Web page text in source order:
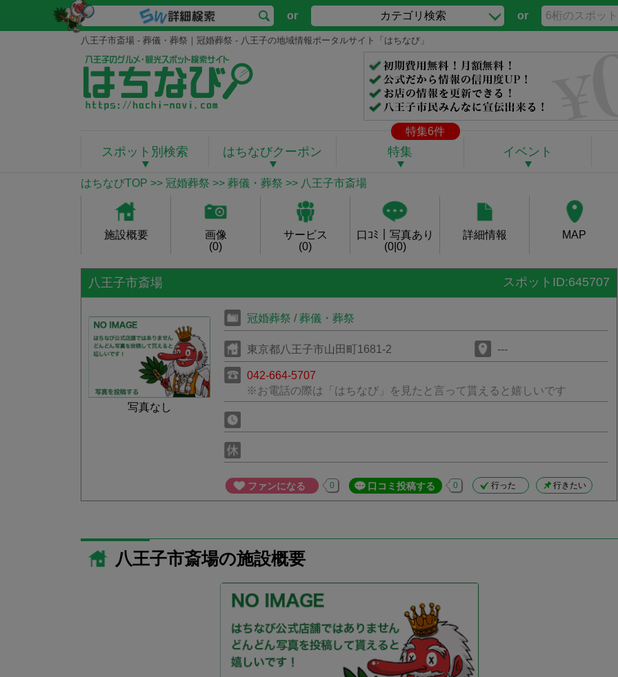
or カテゴリ検索 or
八王子市斎場 - 葬儀・葬祭｜冠婚葬祭 - 八王子の地域情報ポータルサイト「はちなび」
特集6件
スポット別検索 はちなびクーポン 特集 イベント
はちなびTOP >> 冠婚葬祭 >> 葬儀・葬祭 >> 八王子市斎場
施設概要
画像
(0)
サービス
(0)
口ｺﾐ｜写真あり
(0|0)
詳細情報 MAP
八王子市斎場 スポットID:645707
写真なし
冠婚葬祭 / 葬儀・葬祭
東京都八王子市山田町1681-2 ---
042-664-5707
※お電話の際は「はちなび」を見たと言って貰えると嬉しいです
ファンになる 0 口コミ投稿する 0 行った 行きたい
八王子市斎場の施設概要